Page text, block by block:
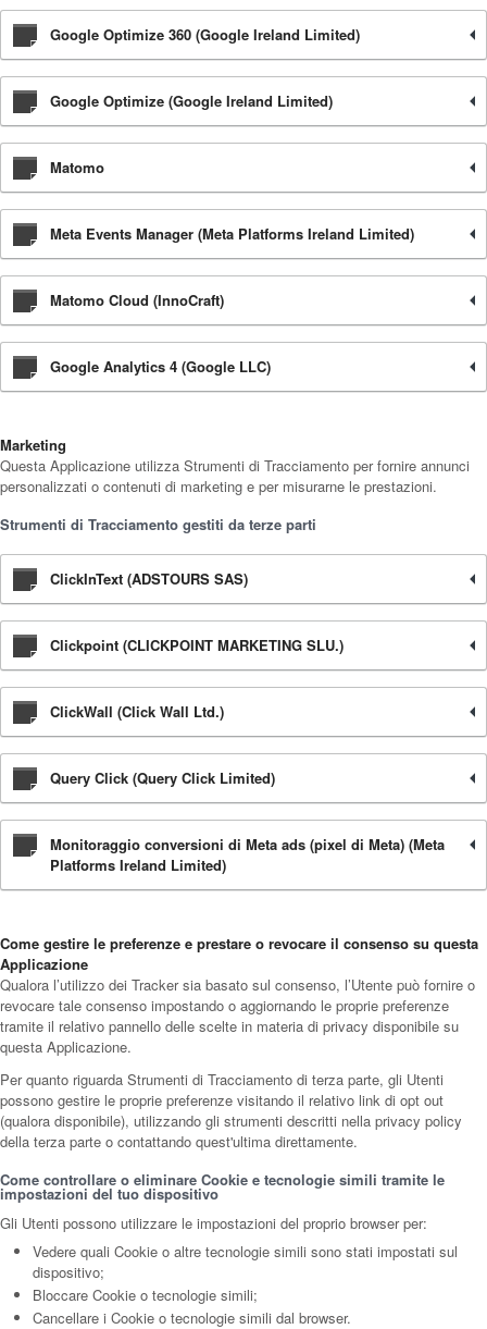
Google Optimize 360 (Google Ireland Limited)
Google Optimize (Google Ireland Limited)
Matomo
Meta Events Manager (Meta Platforms Ireland Limited)
Matomo Cloud (InnoCraft)
Google Analytics 4 (Google LLC)
Marketing
Questa Applicazione utilizza Strumenti di Tracciamento per fornire annunci
personalizzati o contenuti di marketing e per misurarne le prestazioni.
Strumenti di Tracciamento gestiti da terze parti
ClickInText (ADSTOURS SAS)
Clickpoint (CLICKPOINT MARKETING SLU.)
ClickWall (Click Wall Ltd.)
Query Click (Query Click Limited)
Monitoraggio conversioni di Meta ads (pixel di Meta) (Meta
Platforms Ireland Limited)
Come gestire le preferenze e prestare o revocare il consenso su questa
Applicazione
Qualora l’utilizzo dei Tracker sia basato sul consenso, l’Utente può fornire o
revocare tale consenso impostando o aggiornando le proprie preferenze
tramite il relativo pannello delle scelte in materia di privacy disponibile su
questa Applicazione.
Per quanto riguarda Strumenti di Tracciamento di terza parte, gli Utenti
possono gestire le proprie preferenze visitando il relativo link di opt out
(qualora disponibile), utilizzando gli strumenti descritti nella privacy policy
della terza parte o contattando quest'ultima direttamente.
Come controllare o eliminare Cookie e tecnologie simili tramite le
impostazioni del tuo dispositivo
Gli Utenti possono utilizzare le impostazioni del proprio browser per:
Vedere quali Cookie o altre tecnologie simili sono stati impostati sul
dispositivo;
Bloccare Cookie o tecnologie simili;
Cancellare i Cookie o tecnologie simili dal browser.